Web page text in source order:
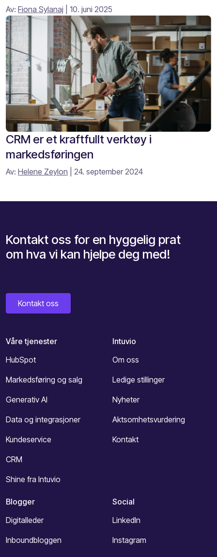
Av: Fiona Sylanaj | 10. juni 2025
CRM er et kraftfullt verktøy i
markedsføringen
Av: Helene Zeylon | 24. september 2024
Kontakt oss for en hyggelig prat
om hva vi kan hjelpe deg med!
Kontakt oss
Våre tjenester
HubSpot
Markedsføring og salg
Generativ AI
Data og integrasjoner
Kundeservice
CRM
Shine fra Intuvio
Intuvio
Om oss
Ledige stillinger
Nyheter
Aktsomhetsvurdering
Kontakt
Blogger
Digitalleder
Inboundbloggen
Social
LinkedIn
Instagram